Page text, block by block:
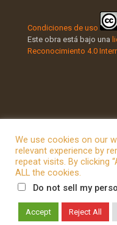
Condiciones de uso
Este obra está bajo una
Reconocimiento 4.0
© 2026 Betheme by
We use cookies on our
relevant experience by
repeat visits. By clicking
ALL the cookies.
Do not sell my
Accept Reject All